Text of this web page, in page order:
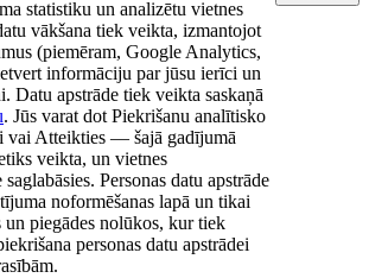
statistiku un analizētu vietnes
vākšana tiek veikta, izmantojot
(piemēram, Google Analytics,
informāciju par jūsu ierīci un
Datu apstrāde tiek veikta saskaņā
. Jūs varat dot Piekrišanu analītisko
vai Atteikties — šajā gadījumā
veikta, un vietnes
Personas datu apstrāde
noformēšanas lapā un tikai
un piegādes nolūkos, kur tiek
personas datu apstrādei